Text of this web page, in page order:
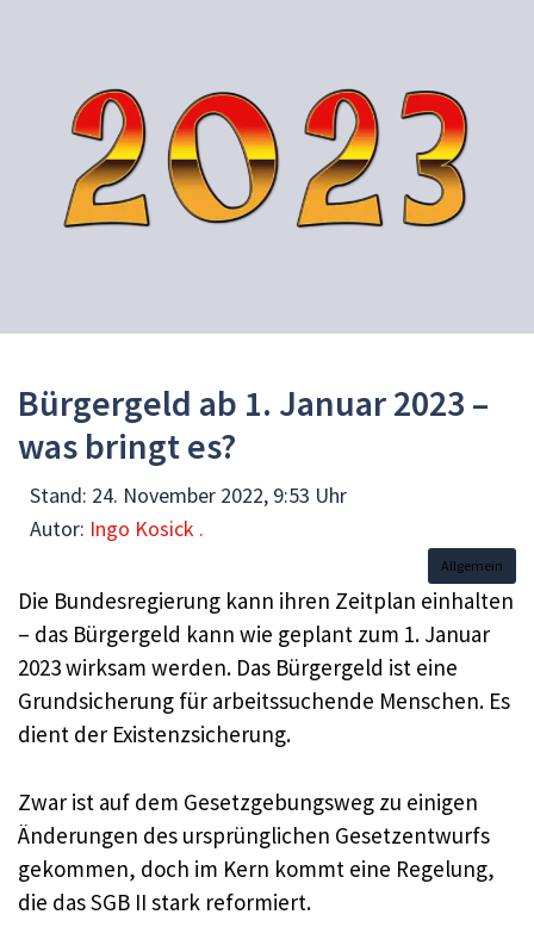
Bürgergeld ab 1. Januar 2023 –
was bringt es?
Stand: 24. November 2022, 9:53 Uhr
Autor: Ingo Kosick .
Allgemein
Die Bundesregierung kann ihren Zeitplan einhalten
– das Bürgergeld kann wie geplant zum 1. Januar
2023 wirksam werden. Das Bürgergeld ist eine
Grundsicherung für arbeitssuchende Menschen. Es
dient der Existenzsicherung.
Zwar ist auf dem Gesetzgebungsweg zu einigen
Änderungen des ursprünglichen Gesetzentwurfs
gekommen, doch im Kern kommt eine Regelung,
die das SGB II stark reformiert.